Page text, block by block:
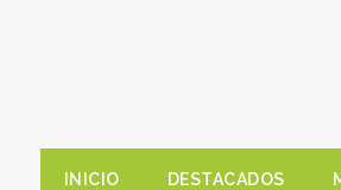
INICIO DESTACADOS